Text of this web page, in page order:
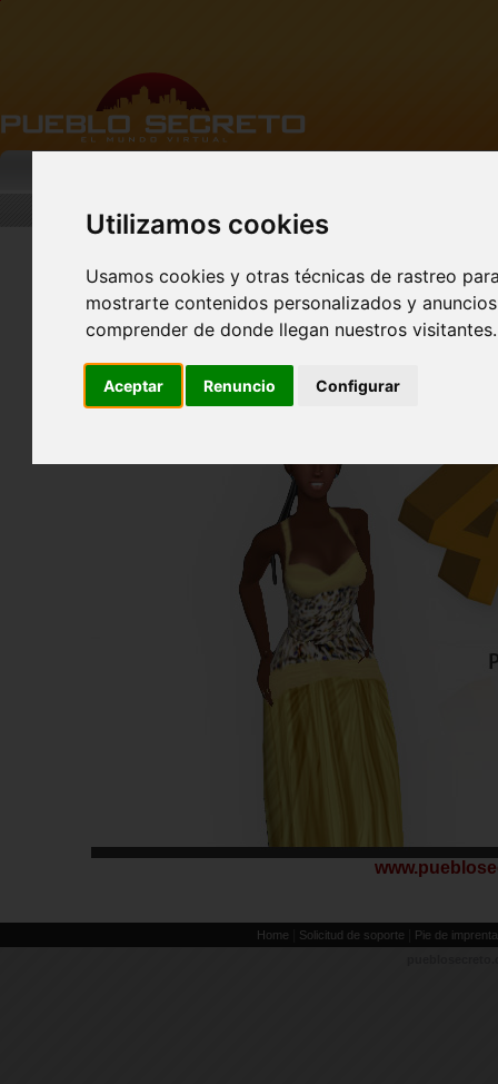
Utilizamos cookies
Usamos cookies y otras técnicas de rastreo
mostrarte contenidos personalizados y
comprender de donde llegan nuestros visitantes.
Aceptar Renuncio Configurar
Nuevo perfil de Vista
Previa!
Home Solicitud de soporte Pie de imprenta